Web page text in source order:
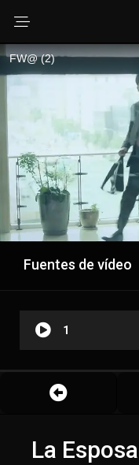
Fuentes de vídeo
1
La